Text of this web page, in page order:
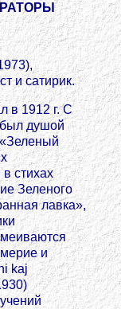
и сатирик.
в 1912 г. С
был душой
стихах
Зеленого
лавка»,
и
kaj